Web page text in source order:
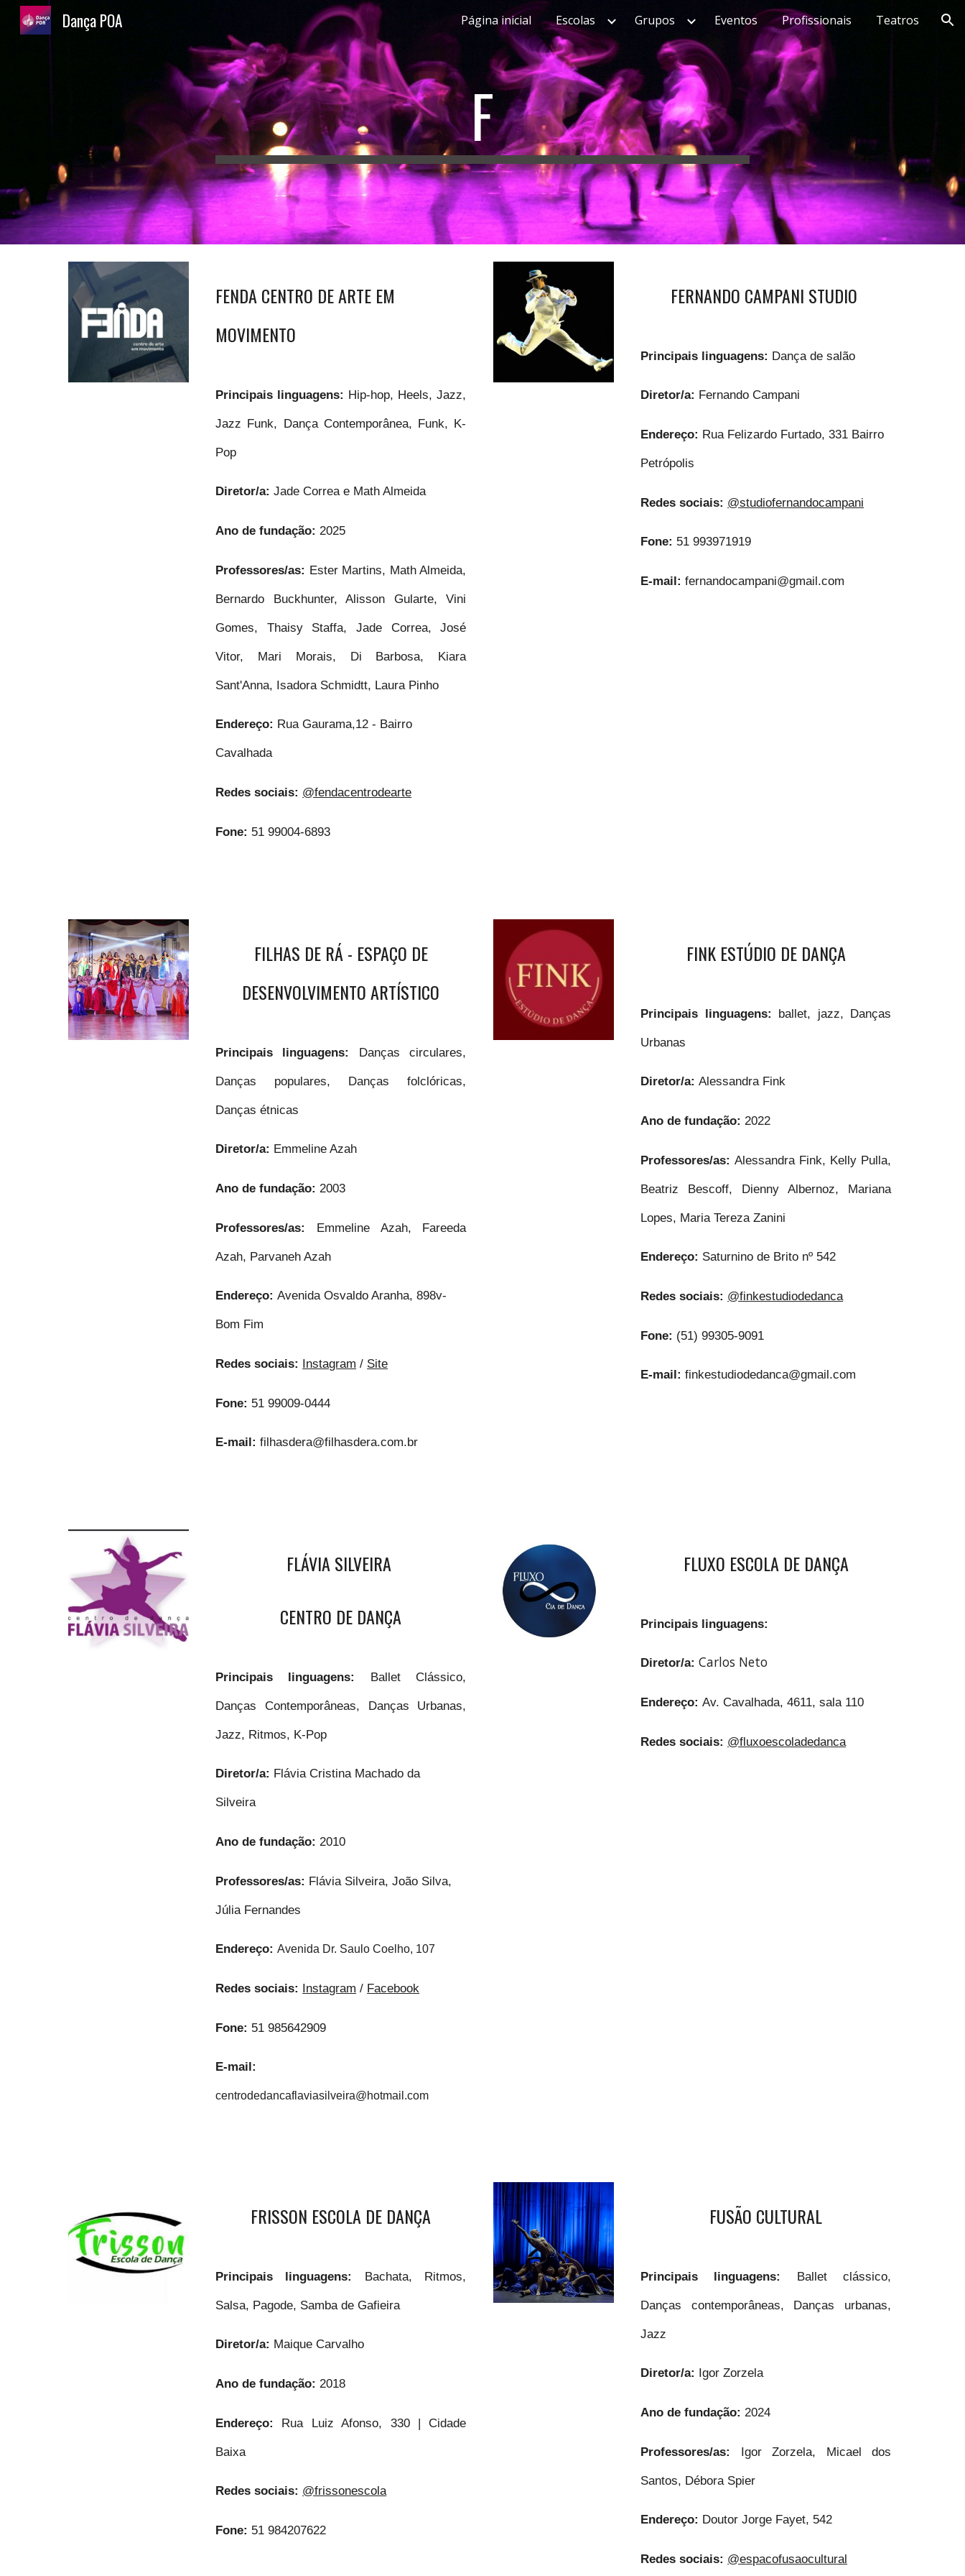
Skip to main content Skip to navigation
Dança POA Página inicial Escolas Grupos Eventos Profissionais Teatros
F
FENDA CENTRO DE ARTE EM
MOVIMENTO
Principais linguagens: Hip-hop, Heels, Jazz,
Jazz Funk, Dança Contemporânea, Funk, K-
Pop
Diretor/a:Jade Correa e Math Almeida
Ano de fundação: 2025
Professores/as: Ester Martins, Math Almeida,
Bernardo Buckhunter, Alisson Gularte, Vini
Gomes, Thaisy Staffa, Jade Correa, José
Vitor, Mari Morais, Di Barbosa, Kiara
Sant'Anna, Isadora Schmidtt, Laura Pinho
Endereço: Rua Gaurama,12 - Bairro
Cavalhada
Redes sociais: @fendacentrodearte
Fone: 51 99004-6893
FERNANDO CAMPANI STUDIO
Principais linguagens: Dança de salão
Diretor/a: Fernando Campani
Endereço: Rua Felizardo Furtado, 331 Bairro
Petrópolis
Redes sociais: @studiofernandocampani
Fone: 51 993971919
E-mail: fernandocampani@gmail.com
FILHAS DE RÁ - ESPAÇO DE
DESENVOLVIMENTO ARTÍSTICO
Principais linguagens: Danças circulares,
Danças populares, Danças folclóricas,
Danças étnicas
Diretor/a: Emmeline Azah
Ano de fundação: 2003
Professores/as: Emmeline Azah, Fareeda
Azah, Parvaneh Azah
Endereço:Avenida Osvaldo Aranha, 898v-
Bom Fim
Redes sociais: Instagram / Site
Fone: 51 99009-0444
E-mail:filhasdera@filhasdera.com.br
FINK ESTÚDIO DE DANÇA
Principais linguagens: ballet, jazz, Danças
Urbanas
Diretor/a:Alessandra Fink
Ano de fundação: 2022
Professores/as:Alessandra Fink, Kelly Pulla,
Beatriz Bescoff, Dienny Albernoz, Mariana
Lopes, Maria Tereza Zanini
Endereço: Saturnino de Brito nº 542
Redes sociais: @finkestudiodedanca
Fone: (51) 99305-9091
E-mail: finkestudiodedanca@gmail.com
FLÁVIA SILVEIRA
CENTRO DE DANÇA
Principais linguagens: Ballet Clássico,
Danças Contemporâneas, Danças Urbanas,
Jazz, Ritmos, K-Pop
Diretor/a: Flávia Cristina Machado da
Silveira
Ano de fundação: 2010
Professores/as: Flávia Silveira, João Silva,
Júlia Fernandes
Endereço:Avenida Dr. Saulo Coelho, 107
Redes sociais: Instagram / Facebook
Fone: 51 985642909
E-mail:
centrodedancaflaviasilveira@hotmail.com
FLUXO ESCOLA DE DANÇA
Principais linguagens:
Diretor/a:Carlos Neto
Endereço:Av. Cavalhada, 4611, sala 110
Redes sociais: @fluxoescoladedanca
FRISSON ESCOLA DE DANÇA
Principais linguagens: Bachata, Ritmos,
Salsa, Pagode, Samba de Gafieira
Diretor/a: Maique Carvalho
Ano de fundação: 2018
Endereço: Rua Luiz Afonso, 330 | Cidade
Baixa
Redes sociais: @frissonescola
Fone: 51 984207622
FUSÃO CULTURAL
Principais linguagens: Ballet clássico,
Danças contemporâneas, Danças urbanas,
Jazz
Diretor/a: Igor Zorzela
Ano de fundação: 2024
Professores/as:
Igor Zorzela, Micael dos
Santos, Débora Spier
Endereço: Doutor Jorge Fayet, 542
Redes sociais: @espacofusaocultural